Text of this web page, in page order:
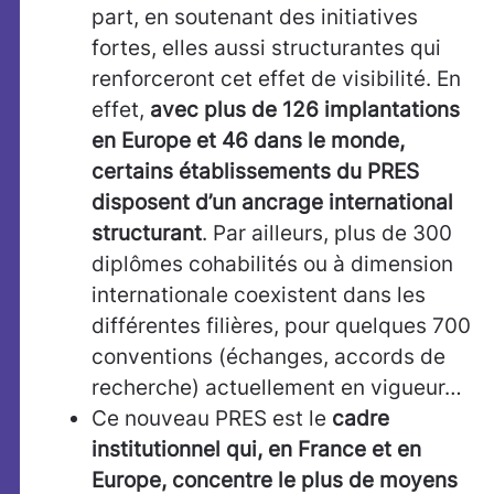
part, en soutenant des initiatives
fortes, elles aussi structurantes qui
renforceront cet effet de visibilité. En
effet, avec plus de 126 implantations
en Europe et 46 dans le monde,
certains établissements du PRES
disposent d’un ancrage international
structurant. Par ailleurs, plus de 300
diplômes cohabilités ou à dimension
internationale coexistent dans les
différentes filières, pour quelques 700
conventions (échanges, accords de
recherche) actuellement en vigueur…
Ce nouveau PRES est le cadre
institutionnel qui, en France et en
Europe, concentre le plus de moyens